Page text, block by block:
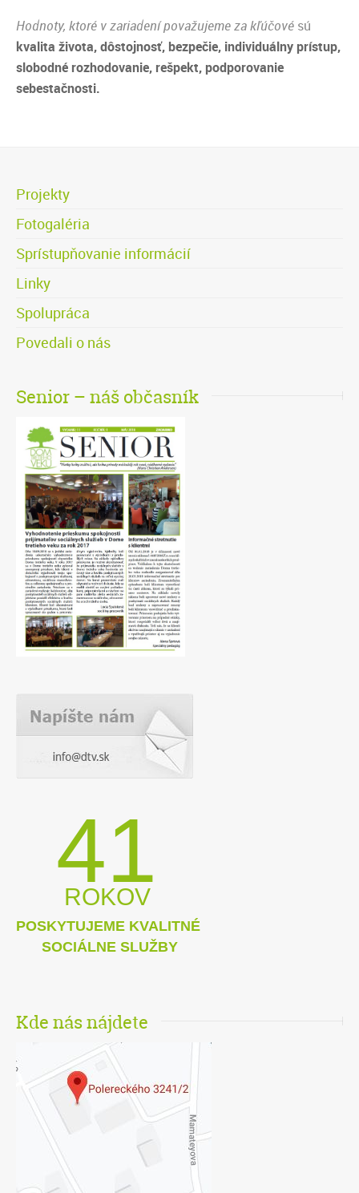
Hodnoty, ktoré v zariadení považujeme za kľúčové sú
kvalita života, dôstojnosť, bezpečie, individuálny prístup,
slobodné rozhodovanie, rešpekt, podporovanie
sebestačnosti.
Projekty
Fotogaléria
Sprístupňovanie informácií
Linky
Spolupráca
Povedali o nás
Senior – náš občasník
41
ROKOV
POSKYTUJEME KVALITNÉ
SOCIÁLNE SLUŽBY
Kde nás nájdete